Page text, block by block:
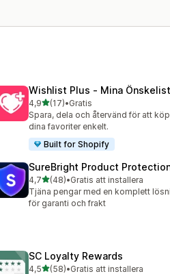
Wishlist Plus ‑ Mina Önskelist
4,9av 5 stjärnor
(17)
17 recensioner totalt
•Gratis
Spara, dela och återvänd för att
dina favoriter enkelt.
Built for Shopify
SureBright Product
4,7av 5 stjärnor
(48)
48 recensioner totalt
•Gratis att installera
Tjäna pengar med en komplett
för garanti och frakt
SC Loyalty Rewards
4,5av 5 stjärnor
(58)•Gratis att installera